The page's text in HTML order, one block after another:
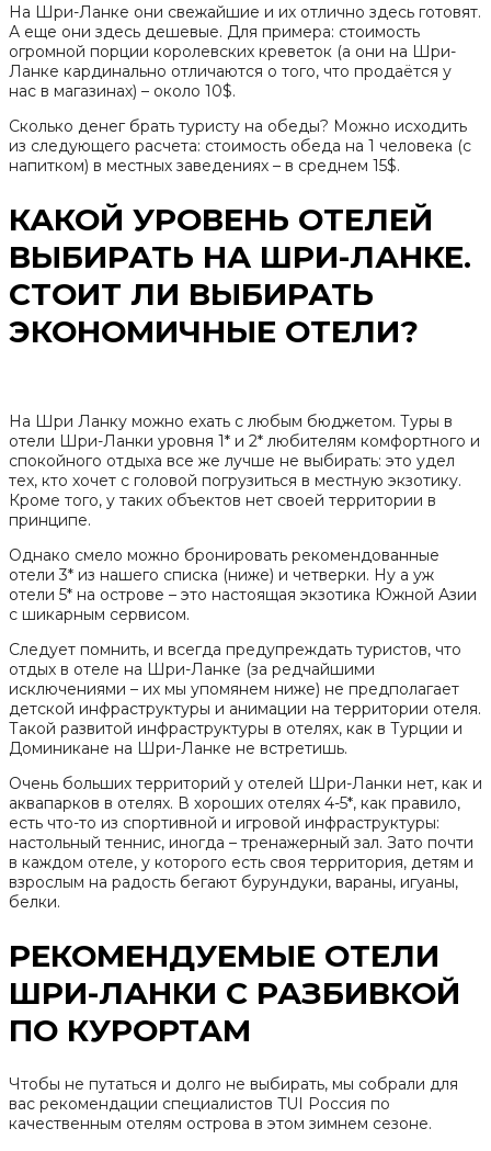
На Шри-Ланке они свежайшие и их отлично здесь готовят.
А еще они здесь дешевые. Для примера: стоимость
огромной порции королевских креветок (а они на Шри-
Ланке кардинально отличаются о того, что продаётся у
нас в магазинах) – около 10$.
Сколько денег брать туристу на обеды? Можно исходить
из следующего расчета: стоимость обеда на 1 человека (с
напитком) в местных заведениях – в среднем 15$.
КАКОЙ УРОВЕНЬ ОТЕЛЕЙ
ВЫБИРАТЬ НА ШРИ-ЛАНКЕ.
СТОИТ ЛИ ВЫБИРАТЬ
ЭКОНОМИЧНЫЕ ОТЕЛИ?
На Шри Ланку можно ехать с любым бюджетом. Туры в
отели Шри-Ланки уровня 1* и 2* любителям комфортного и
спокойного отдыха все же лучше не выбирать: это удел
тех, кто хочет с головой погрузиться в местную экзотику.
Кроме того, у таких объектов нет своей территории в
принципе.
Однако смело можно бронировать рекомендованные
отели 3* из нашего списка (ниже) и четверки. Ну а уж
отели 5* на острове – это настоящая экзотика Южной Азии
с шикарным сервисом.
Следует помнить, и всегда предупреждать туристов, что
отдых в отеле на Шри-Ланке (за редчайшими
исключениями – их мы упомянем ниже) не предполагает
детской инфраструктуры и анимации на территории отеля.
Такой развитой инфраструктуры в отелях, как в Турции и
Доминикане на Шри-Ланке не встретишь.
Очень больших территорий у отелей Шри-Ланки нет, как и
аквапарков в отелях. В хороших отелях 4-5*, как правило,
есть что-то из спортивной и игровой инфраструктуры:
настольный теннис, иногда – тренажерный зал. Зато почти
в каждом отеле, у которого есть своя территория, детям и
взрослым на радость бегают бурундуки, вараны, игуаны,
белки.
РЕКОМЕНДУЕМЫЕ ОТЕЛИ
ШРИ-ЛАНКИ С РАЗБИВКОЙ
ПО КУРОРТАМ
Чтобы не путаться и долго не выбирать, мы собрали для
вас рекомендации специалистов TUI Россия по
качественным отелям острова в этом зимнем сезоне.